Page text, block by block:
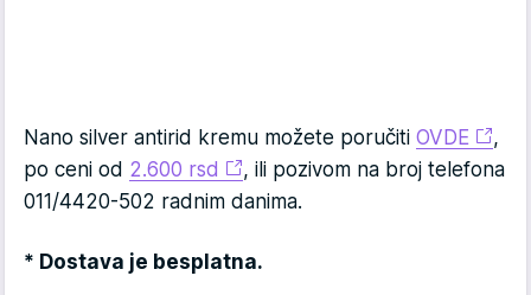
Nano silver antirid kremu možete poručiti OVDE
,
po ceni od 2.600 rsd
, ili pozivom na broj telefona
011/4420-502 radnim danima.
* Dostava je besplatna.